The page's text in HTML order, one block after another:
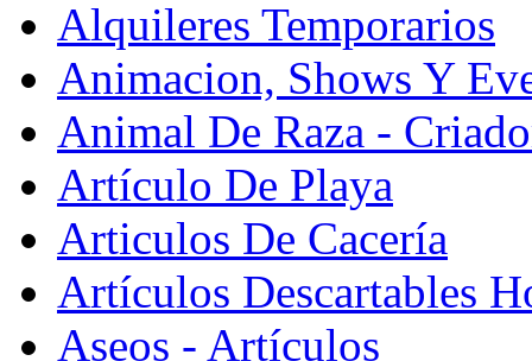
Alquileres Temporarios
Animacion, Shows Y
Animal De Raza -
Artículo De Playa
Articulos De Cacería
Artículos Descartables
Aseos - Artículos